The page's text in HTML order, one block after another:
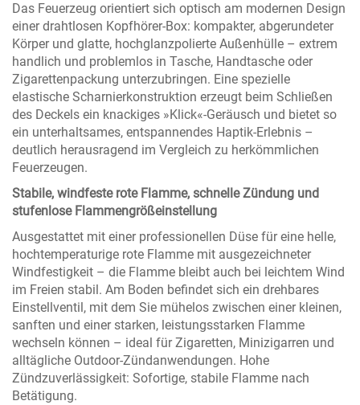
Das Feuerzeug orientiert sich optisch am modernen Design
einer drahtlosen Kopfhörer-Box: kompakter, abgerundeter
Körper und glatte, hochglanzpolierte Außenhülle – extrem
handlich und problemlos in Tasche, Handtasche oder
Zigarettenpackung unterzubringen. Eine spezielle
elastische Scharnierkonstruktion erzeugt beim Schließen
des Deckels ein knackiges »Klick«-Geräusch und bietet so
ein unterhaltsames, entspannendes Haptik-Erlebnis –
deutlich herausragend im Vergleich zu herkömmlichen
Feuerzeugen.
Stabile, windfeste rote Flamme, schnelle Zündung und
stufenlose Flammengrößeinstellung
Ausgestattet mit einer professionellen Düse für eine helle,
hochtemperaturige rote Flamme mit ausgezeichneter
Windfestigkeit – die Flamme bleibt auch bei leichtem Wind
im Freien stabil. Am Boden befindet sich ein drehbares
Einstellventil, mit dem Sie mühelos zwischen einer kleinen,
sanften und einer starken, leistungsstarken Flamme
wechseln können – ideal für Zigaretten, Minizigarren und
alltägliche Outdoor-Zündanwendungen. Hohe
Zündzuverlässigkeit: Sofortige, stabile Flamme nach
Betätigung.